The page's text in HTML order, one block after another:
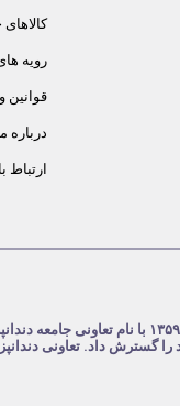
کالاهای
رویه
قوانین
درباره
ارتباط
را گسترش داد. تعاونی